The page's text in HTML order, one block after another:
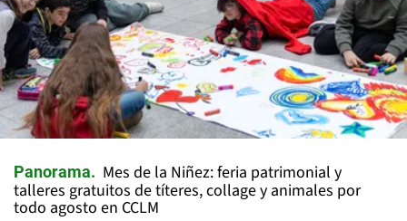
Panorama
Mes de la Niñez: feria patrimonial y
talleres gratuitos de títeres, collage y animales por
todo agosto en CCLM